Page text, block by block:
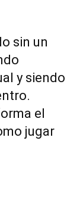
sin un
y siendo
el
jugar